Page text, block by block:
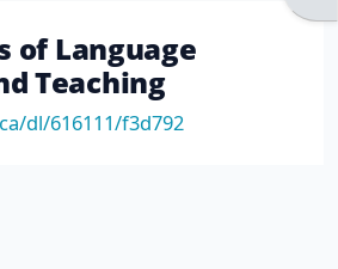
of Language
Teaching
dl/616111/f3d792